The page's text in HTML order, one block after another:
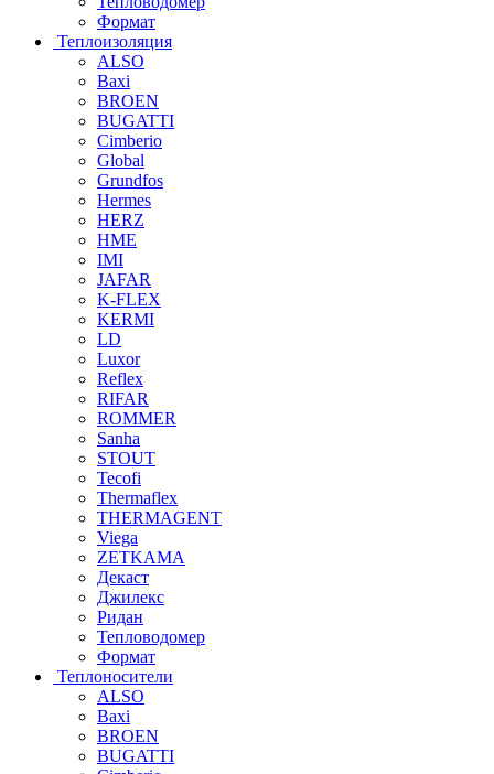
Формат
Теплоизоляция
ALSO
Baxi
BROEN
BUGATTI
Cimberio
Global
Grundfos
Hermes
HERZ
HME
IMI
JAFAR
K-FLEX
KERMI
LD
Luxor
Reflex
RIFAR
ROMMER
Sanha
STOUT
Tecofi
Thermaflex
THERMAGENT
Viega
ZETKAMA
Декаст
Джилекс
Ридан
Тепловодомер
Формат
Теплоносители
ALSO
Baxi
BROEN
BUGATTI